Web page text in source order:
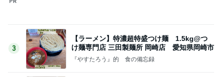
3
【ラーメン】特濃超特盛つけ麺 1.5kg@つ
け麺専門店 三田製麺所 岡崎店 愛知県岡崎市
『やすたろう』的 食の備忘録